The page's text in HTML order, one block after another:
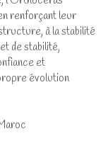
renforçant leur
à la stabilité
de stabilité,
et
évolution